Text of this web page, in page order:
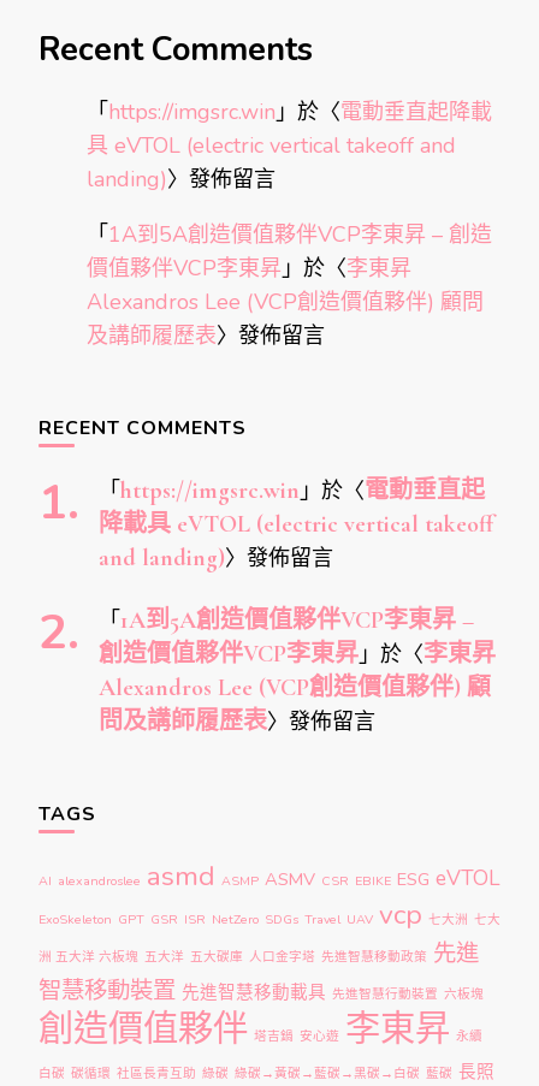
Recent Comments
「https://imgsrc.win 」於〈電動垂直起降載
具 eVTOL (electric vertical takeoff and
landing)〉發佈留言
「1A到5A創造價值夥伴VCP李東昇 – 創造
價值夥伴VCP李東昇 」於〈李東昇
Alexandros Lee (VCP創造價值夥伴) 顧問
及講師履歷表〉發佈留言
RECENT COMMENTS
「https://imgsrc.win 」於〈電動垂直起
降載具 eVTOL (electric vertical takeoff
and landing)〉發佈留言
「1A到5A創造價值夥伴VCP李東昇 –
創造價值夥伴VCP李東昇 」於〈李東昇
Alexandros Lee (VCP創造價值夥伴) 顧
問及講師履歷表〉發佈留言
TAGS
AI alexandroslee asmd ASMP ASMV CSR EBIKE ESG eVTOL
ExoSkeleton GPT GSR ISR NetZero SDGs Travel UAV vcp 七大洲 七大
洲 五大洋 六板塊 五大洋 五大碳庫 人口金字塔 先進智慧移動政策 先進
智慧移動裝置 先進智慧移動載具 先進智慧行動裝置 六板塊
創造價值夥伴 塔吉鍋 安心遊 李東昇 永續
白碳 碳循環 社區長青互助 綠碳 綠碳→黃碳→藍碳→黑碳→白碳 藍碳 長照